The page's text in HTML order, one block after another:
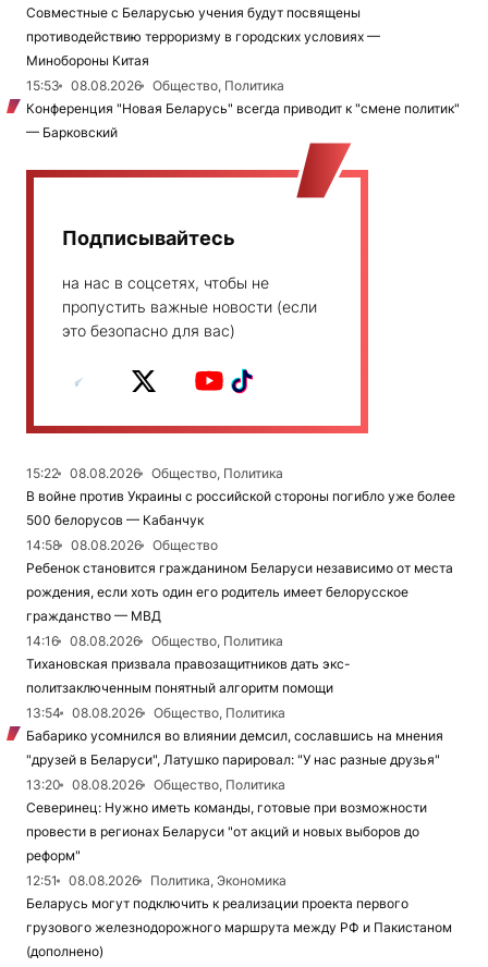
Совместные с Беларусью учения будут посвящены
противодействию терроризму в городских условиях —
Минобороны Китая
15:53
08.08.2026
Общество, Политика
Конференция "Новая Беларусь" всегда приводит к "смене политик"
— Барковский
Подписывайтесь
на нас в соцсетях, чтобы не
пропустить важные новости (если
это безопасно для вас)
15:22 08.08.2026
Общество, Политика
В войне против Украины с российской стороны погибло уже более
500 белорусов — Кабанчук
14:58
08.08.2026
Общество
Ребенок становится гражданином Беларуси независимо от места
рождения, если хоть один его родитель имеет белорусское
гражданство — МВД
14:16
08.08.2026
Общество, Политика
Тихановская призвала правозащитников дать экс-
политзаключенным понятный алгоритм помощи
13:54
08.08.2026
Общество, Политика
Бабарико усомнился во влиянии демсил, сославшись на мнения
"друзей в Беларуси", Латушко парировал: "У нас разные друзья"
13:20
08.08.2026
Общество, Политика
Северинец: Нужно иметь команды, готовые при возможности
провести в регионах Беларуси "от акций и новых выборов до
реформ"
12:51
08.08.2026
Политика, Экономика
Беларусь могут подключить к реализации проекта первого
грузового железнодорожного маршрута между РФ и Пакистаном
(дополнено)